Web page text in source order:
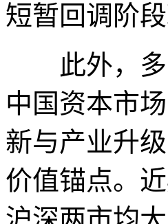
短暂回调阶
此外，多
中国资本市
新与产业升
价值锚点。